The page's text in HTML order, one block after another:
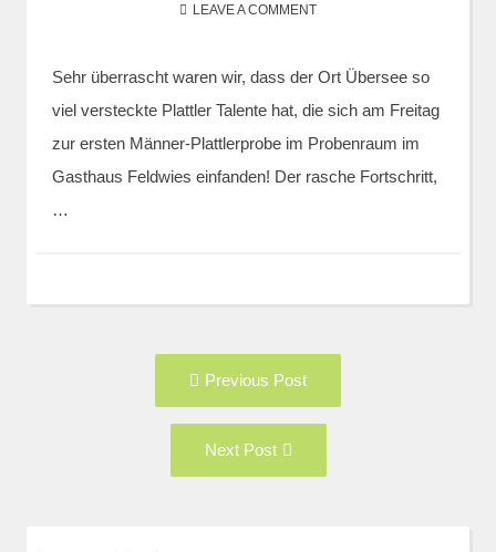
LEAVE A COMMENT
Sehr überrascht waren wir, dass der Ort Übersee so
viel versteckte Plattler Talente hat, die sich am Freitag
zur ersten Männer-Plattlerprobe im Probenraum im
Gasthaus Feldwies einfanden! Der rasche Fortschritt,
…
Previous Post
post:
Next Post
Post: